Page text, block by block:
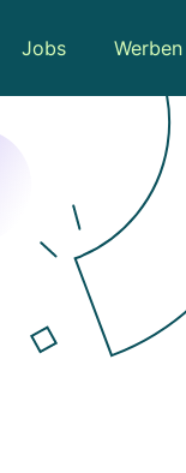
Jobs Werben